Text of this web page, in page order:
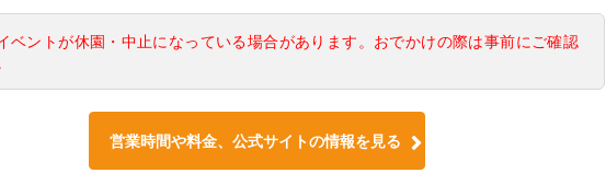
ベントが休園・中止になっている場合があります。おでかけの際は事前にご確認
営業時間や料金、公式サイトの情報を見る